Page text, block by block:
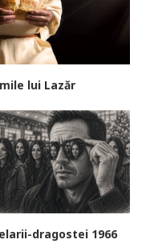
lui Lazăr
dragostei 1966